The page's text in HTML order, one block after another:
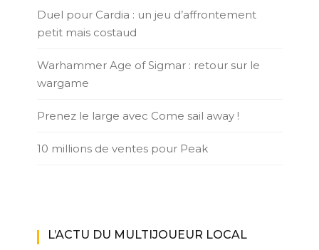
Duel pour Cardia : un jeu d’affrontement
petit mais costaud
Warhammer Age of Sigmar : retour sur le
wargame
Prenez le large avec Come sail away !
10 millions de ventes pour Peak
L’ACTU DU MULTIJOUEUR LOCAL